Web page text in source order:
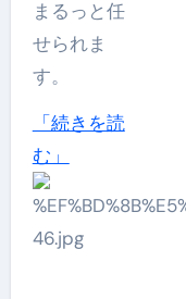
つ
さ
ら
に
まるっと任
せられま
す。
「続きを読
む」
イ
ン